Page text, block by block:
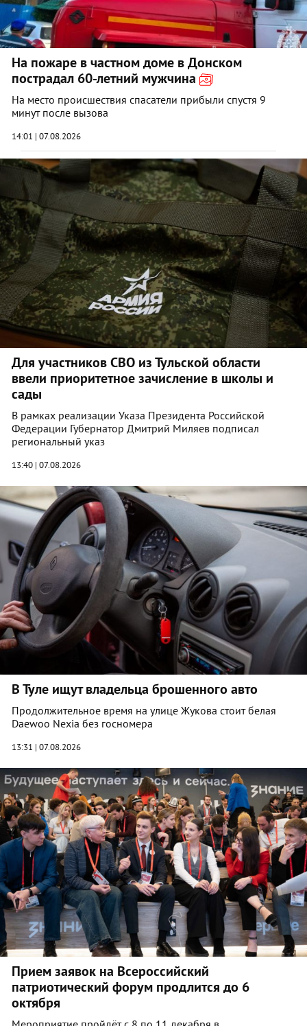
На пожаре в частном доме в Донском
пострадал 60-летний мужчина
На место происшествия спасатели прибыли спустя 9
минут после вызова
14:01 | 07.08.2026
Для участников СВО из Тульской области
ввели приоритетное зачисление в школы и
сады
В рамках реализации Указа Президента Российской
Федерации Губернатор Дмитрий Миляев подписал
региональный указ
13:40 | 07.08.2026
В Туле ищут владельца брошенного авто
Продолжительное время на улице Жукова стоит белая
Daewoo Nexia без госномера
13:31 | 07.08.2026
Прием заявок на Всероссийский
патриотический форум продлится до 6
октября